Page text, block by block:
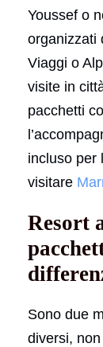
Youssef o
organizzati
Viaggi o
visite in
pacchetti
incluso per
visitare
Resort
Sono due
diversi,